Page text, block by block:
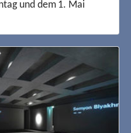
und dem 1. Mai